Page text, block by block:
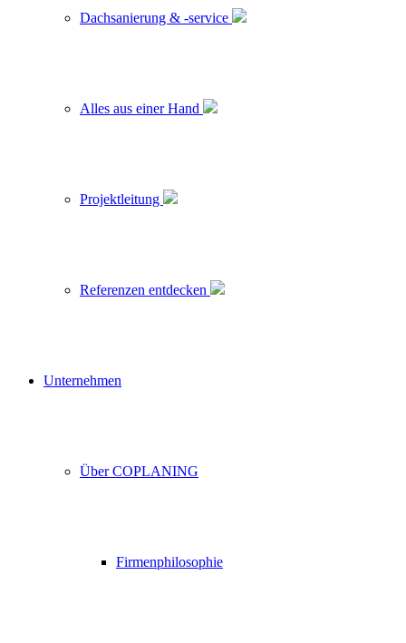
Dachsanierung & -service
Alles aus einer Hand
Projektleitung
Referenzen entdecken
Unternehmen
Über COPLANING
Firmenphilosophie